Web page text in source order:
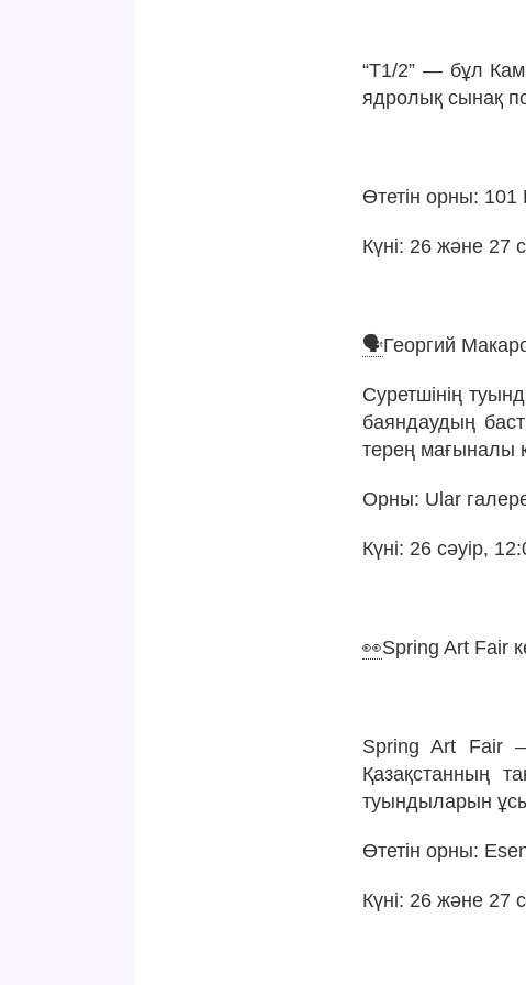
“T1/2” — бұл
ядролық сынақ
Өтетін орны:
Күні: 26 және 27
🗣Георгий
Суретшінің
баяндаудың
терең мағыналы
Орны: Ular
Күні: 26 сәуір,
👀Spring Art Fair
Spring Art Fair
Қазақстанның
туындыларын
Өтетін орны:
Күні: 26 және 27